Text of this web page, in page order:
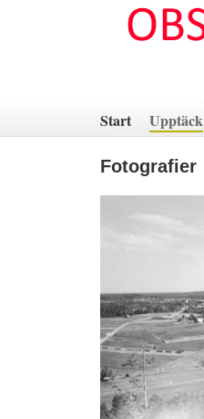
innehåll
Start Upptäck
Fotografier